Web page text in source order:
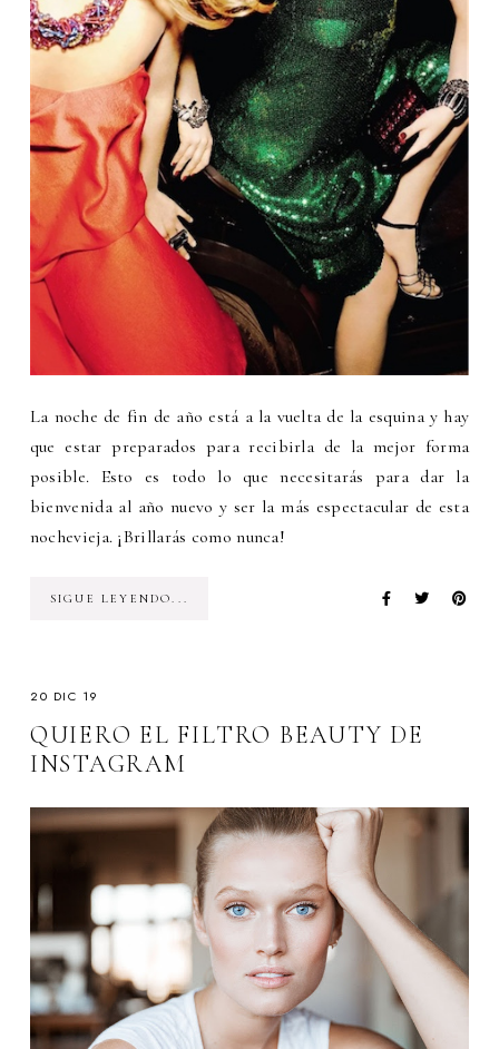
La noche de fin de año está a la vuelta de la esquina y hay
que estar preparados para recibirla de la mejor forma
posible. Esto es todo lo que necesitarás para dar la
bienvenida al año nuevo y ser la más espectacular de esta
nochevieja. ¡Brillarás como nunca!
SIGUE LEYENDO...
20 DIC 19
QUIERO EL FILTRO BEAUTY DE
INSTAGRAM